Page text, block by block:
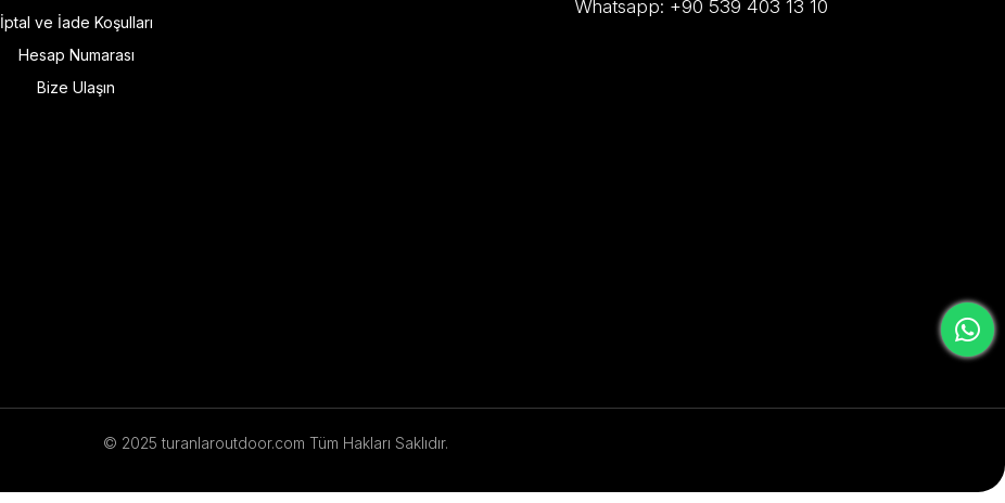
İptal ve İade Koşulları
Hesap Numarası
Bize Ulaşın
Whatsapp: +90 539 403 13 10
© 2025 turanlaroutdoor.com Tüm Hakları Saklıdır.